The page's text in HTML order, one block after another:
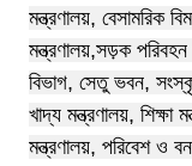
মন্ত্রণালয়, বেসামরিক
মন্ত্রণালয়,সড়ক
বিভাগ, সেতু ভবন,
খাদ্য মন্ত্রণালয়, শিক্ষা
মন্ত্রণালয়, পরিবেশ ও